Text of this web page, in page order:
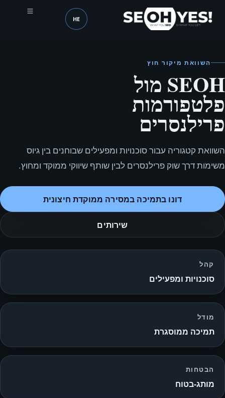
SEOH שפה (mobile header)
HE
השוואת מיקור חוץ
SEOH מול
פלטפורמות
פרילנסרים
השוואת קטגוריה עבור סוכנויות ומפעילים שבוחנים בין גיוס
משימות דרך שוק פרילנסרים לבין שותף שיווקי ממוקד ומחוץ.
דונו בתמיכה במסירה ממוקדת חיצונית
שירותים
קהל
סוכנויות ומפעילים
מודל
תמיכה ממוסגרת
הבטחות
מותג‑בטוח